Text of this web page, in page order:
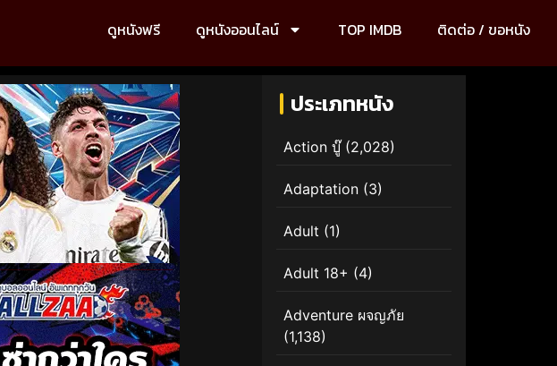
ดูหนังฟรี ดูหนังออนไลน์ TOP IMDB ติดต่อ / ขอหนัง
ประเภทหนัง
Action บู๊(2,028)
Adaptation (3)
Adult (1)
Adult 18+ (4)
Adventure ผจญภัย
(1,138)